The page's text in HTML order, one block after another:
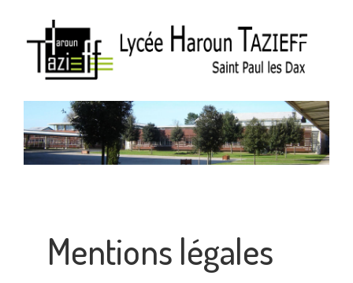
Mentions légales